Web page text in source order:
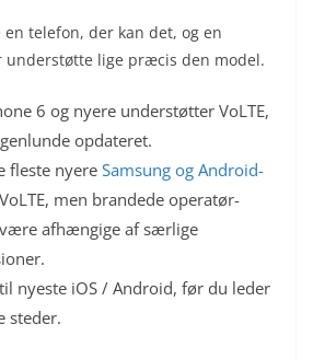
en telefon, der kan det, og en
understøtte lige præcis den model.
6 og nyere understøtter VoLTE,
opdateret.
fleste nyere Samsung og Android-
men brandede operatør-
afhængige af særlige
nyeste iOS / Android, før du leder
steder.